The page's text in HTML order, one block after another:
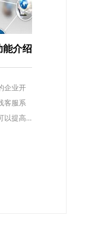
能介绍
企业开
客服系
以提高
商行